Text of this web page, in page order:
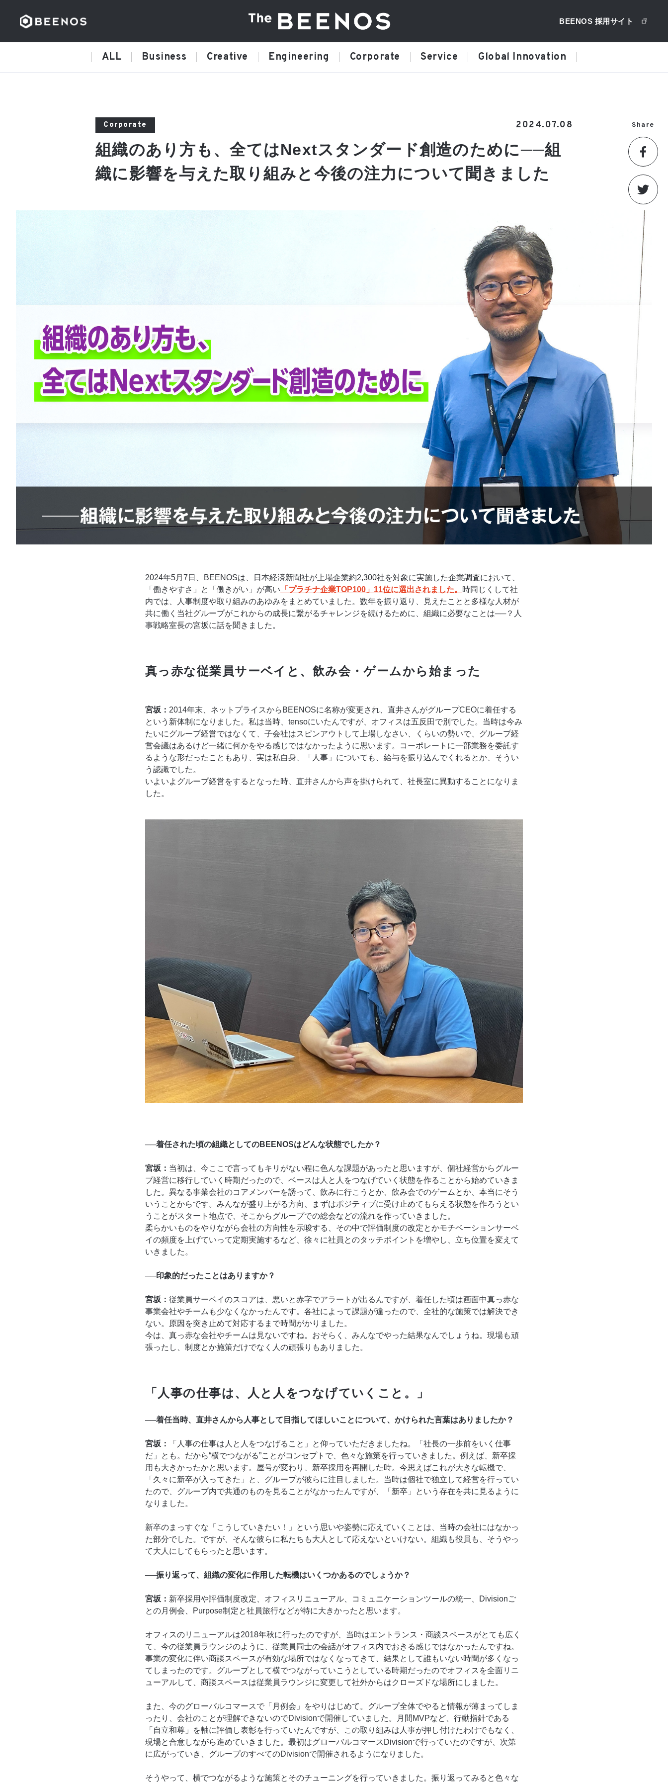
BEENOS 採用サイト
ALL Business Creative Engineering Corporate Service Global Innovation
Share
Corporate 2024.07.08
組織のあり方も、全てはNextスタンダード創造のために──組
織に影響を与えた取り組みと今後の注力について聞きました
2024年5月7日、BEENOSは、日本経済新聞社が上場企業約2,300社を対象に実施した企業調査において、
「働きやすさ」と「働きがい」が高い 「プラチナ企業TOP100」11位に選出されました。 時同じくして社
内では、人事制度や取り組みのあゆみをまとめていました。数年を振り返り、見えたことと多様な人材が
共に働く当社グループがこれからの成長に繋がるチャレンジを続けるために、組織に必要なことは──？人
事戦略室長の宮坂に話を聞きました。
真っ赤な従業員サーベイと、飲み会・ゲームから始まった
宮坂： 2014年末、ネットプライスからBEENOSに名称が変更され、直井さんがグループCEOに着任する
という新体制になりました。私は当時、tensoにいたんですが、オフィスは五反田で別でした。当時は今み
たいにグループ経営ではなくて、子会社はスピンアウトして上場しなさい、くらいの勢いで、グループ経
営会議はあるけど一緒に何かをやる感じではなかったように思います。コーポレートに一部業務を委託す
るような形だったこともあり、実は私自身、「人事」についても、給与を振り込んでくれるとか、そうい
う認識でした。
いよいよグループ経営をするとなった時、直井さんから声を掛けられて、社長室に異動することになりま
した。
──着任された頃の組織としてのBEENOSはどんな状態でしたか？
宮坂： 当初は、今ここで言ってもキリがない程に色んな課題があったと思いますが、個社経営からグルー
プ経営に移行していく時期だったので、ベースは人と人をつなげていく状態を作ることから始めていきま
した。異なる事業会社のコアメンバーを誘って、飲みに行こうとか、飲み会でのゲームとか、本当にそう
いうことからです。みんなが盛り上がる方向、まずはポジティブに受け止めてもらえる状態を作ろうとい
うことがスタート地点で、そこからグループでの総会などの流れを作っていきました。
柔らかいものをやりながら会社の方向性を示唆する、その中で評価制度の改定とかモチベーションサーベ
イの頻度を上げていって定期実施するなど、徐々に社員とのタッチポイントを増やし、立ち位置を変えて
いきました。
──印象的だったことはありますか？
宮坂： 従業員サーベイのスコアは、悪いと赤字でアラートが出るんですが、着任した頃は画面中真っ赤な
事業会社やチームも少なくなかったんです。各社によって課題が違ったので、全社的な施策では解決でき
ない。原因を突き止めて対応するまで時間がかりました。
今は、真っ赤な会社やチームは見ないですね。おそらく、みんなでやった結果なんでしょうね。現場も頑
張ったし、制度とか施策だけでなく人の頑張りもありました。
「人事の仕事は、人と人をつなげていくこと。」
──着任当時、直井さんから人事として目指してほしいことについて、かけられた言葉はありましたか？
宮坂：
「人事の仕事は人と人をつなげること」と仰っていただきましたね。「社長の一歩前をいく仕事
だ」とも。だから“横でつながる”ことがコンセプトで、色々な施策を行っていきました。例えば、新卒採
用も大きかったかと思います。屋号が変わり、新卒採用を再開した時。今思えばこれが大きな転機で、
「久々に新卒が入ってきた」と、グループが彼らに注目しました。当時は個社で独立して経営を行ってい
たので、グループ内で共通のものを見ることがなかったんですが、「新卒」という存在を共に見るように
なりました。
新卒のまっすぐな「こうしていきたい！」という思いや姿勢に応えていくことは、当時の会社にはなかっ
た部分でした。ですが、そんな彼らに私たちも大人として応えないといけない。組織も役員も、そうやっ
て大人にしてもらったと思います。
──振り返って、組織の変化に作用した転機はいくつかあるのでしょうか？
宮坂： 新卒採用や評価制度改定、オフィスリニューアル、コミュニケーションツールの統一、Divisionご
との月例会、Purpose制定と社員旅行などが特に大きかったと思います。
オフィスのリニューアルは2018年秋に行ったのですが、当時はエントランス・商談スペースがとても広く
て、今の従業員ラウンジのように、従業員同士の会話がオフィス内でおきる感じではなかったんですね。
事業の変化に伴い商談スペースが有効な場所ではなくなってきて、結果として誰もいない時間が多くなっ
てしまったのです。グループとして横でつながっていこうとしている時期だったのでオフィスを全面リニ
ューアルして、商談スペースは従業員ラウンジに変更して社外からはクローズドな場所にしました。
また、今のグローバルコマースで「月例会」をやりはじめて。グループ全体でやると情報が薄まってしま
ったり、会社のことが理解できないのでDivisionで開催していました。月間MVPなど、行動指針である
「自立和尊」を軸に評価し表彰を行っていたんですが、この取り組みは人事が押し付けたわけでもなく、
現場と合意しながら進めていきました。最初はグローバルコマースDivisionで行っていたのですが、次第
に広がっていき、グループのすべてのDivisionで開催されるようになりました。
そうやって、横でつながるような施策とそのチューニングを行っていきました。振り返ってみると色々な